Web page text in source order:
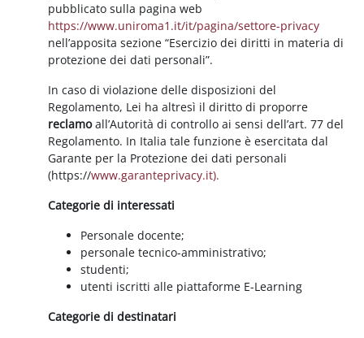
pubblicato sulla pagina web
https://www.uniroma1.it/it/pagina/settore-privacy
nell’apposita sezione “Esercizio dei diritti in materia di
protezione dei dati personali”.
In caso di violazione delle disposizioni del
Regolamento, Lei ha altresì il diritto di proporre
reclamoall’Autorità di controllo ai sensi dell’art. 77 del
Regolamento. In Italia tale funzione è esercitata dal
Garante per la Protezione dei dati personali
(https://www.garanteprivacy.it).
Categorie di interessati
Personale docente;
personale tecnico-amministrativo;
studenti;
utenti iscritti alle piattaforme E-Learning
Categorie di destinatari